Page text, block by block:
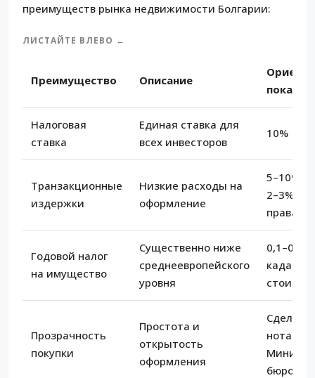
преимуществ рынка недвижимости Болгарии:
ЛИСТАЙТЕ ВЛЕВО ←
Преимущество Описание
Налоговая
ставка
Единая ставка для
всех инвесторов
10%
Транзакционные
издержки
Низкие расходы на
оформление
5–10%
2–3%
права
Годовой налог
на имущество
Существенно ниже
среднеевропейского
уровня
Прозрачность
покупки
Простота и
открытость
оформления
Сделки